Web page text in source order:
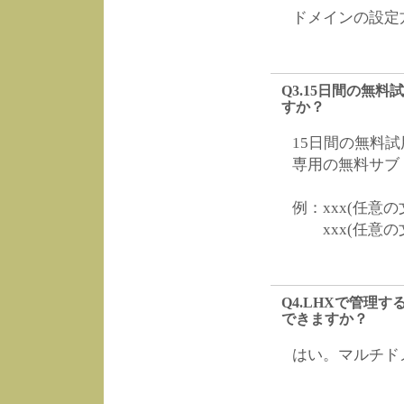
ドメインの設
Q3.15日間の無料
すか？
15日間の無料
専用の無料サ
例：xxx(任意の
xxx(任意の文
Q4.LHXで管理す
できますか？
はい。マルチ